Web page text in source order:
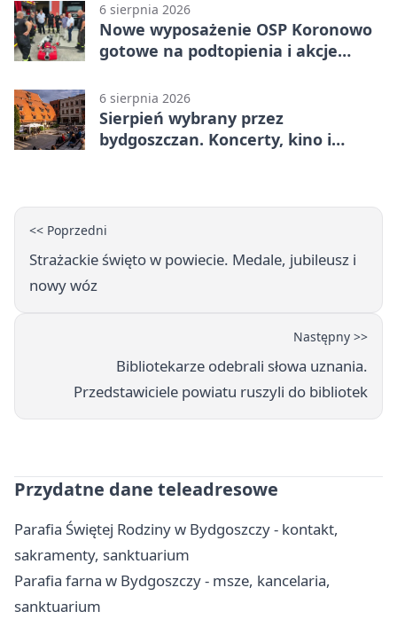
6 sierpnia 2026
Nowe wyposażenie OSP Koronowo
gotowe na podtopienia i akcje
6 sierpnia 2026
Sierpień wybrany przez
bydgoszczan. Koncerty, kino i
<< Poprzedni
Strażackie święto w powiecie. Medale, jubileusz i
nowy wóz
Następny >>
Bibliotekarze odebrali słowa uznania.
Przedstawiciele powiatu ruszyli do bibliotek
Przydatne dane teleadresowe
Parafia Świętej Rodziny w Bydgoszczy - kontakt,
sakramenty, sanktuarium
Parafia farna w Bydgoszczy - msze, kancelaria,
sanktuarium